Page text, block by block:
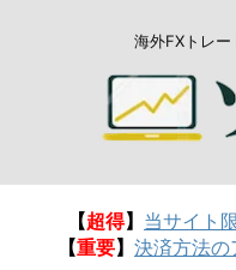
海外FXトレ
【超得】 当サイト
【重要】 決済方法の